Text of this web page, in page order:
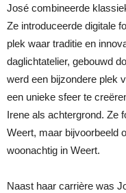
José combineerde
Ze introduceerde digitale
plek waar traditie en
daglichtatelier, gebouwd
werd een bijzondere plek
een unieke sfeer te
Irene als achtergrond. Ze
Weert, maar bijvoorbeeld
woonachtig in Weert.
Naast haar carrière was